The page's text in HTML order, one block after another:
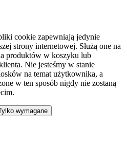
cookie zapewniają jedynie
strony internetowej. Służą one na
produktów w koszyku lub
Nie jesteśmy w stanie
na temat użytkownika, a
w ten sposób nigdy nie zostaną
wymagane